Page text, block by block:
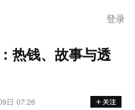
登录
热钱、故事与透
日 07:26